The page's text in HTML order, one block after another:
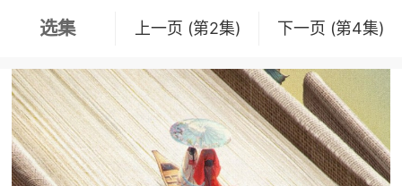
选集 上一页 (第2集) 下一页 (第4集)